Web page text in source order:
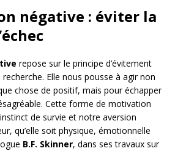
négative : éviter la
repose sur le principe d’évitement
Elle nous pousse à agir non
chose de positif, mais pour échapper
Cette forme de motivation
de survie et notre aversion
qu’elle soit physique, émotionnelle
B.F. Skinner, dans ses travaux sur